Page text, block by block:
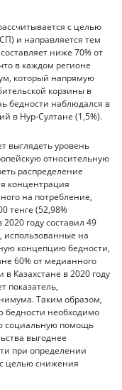
с целью
и направляется тем
ниже 70% от
в каждом регионе
который напрямую
корзины в
бедности наблюдался в
в Нур-Султане (1,5%).
выглядеть уровень
относительную
распределение
концентрация
на потребление,
тенге (52,98%
году составил 49
использованные на
концепцию бедности,
60% от медианного
в Казахстане в 2020 году
показатель,
Таким образом,
бедности необходимо
социальную помощь
выгоднее
при определении
целью снижения